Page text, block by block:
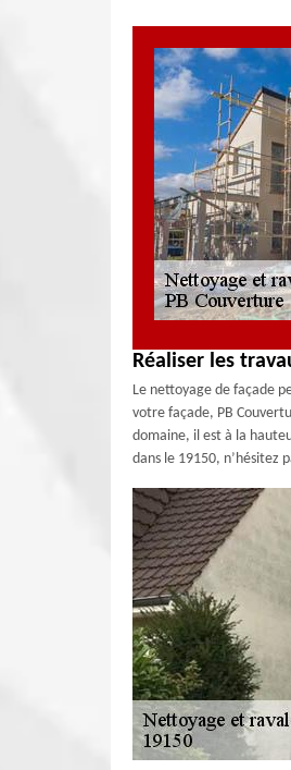
Réaliser les
Le nettoyage de façade
votre façade, PB
domaine, il est à la
dans le 19150, n’hésitez